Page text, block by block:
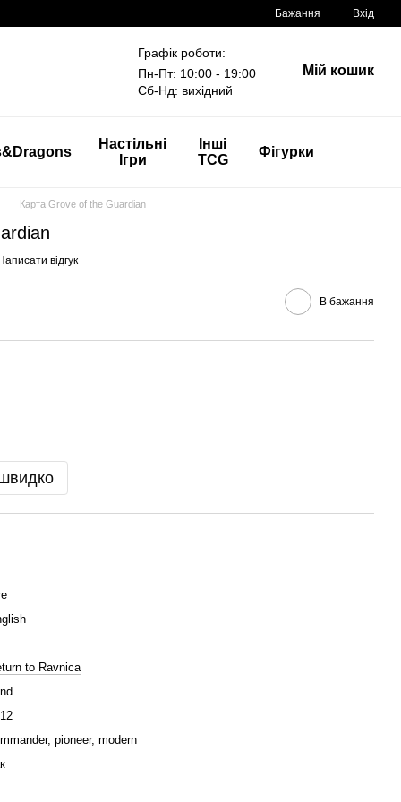
Бажання Вхід
Графік роботи:
Пн-Пт: 10:00 - 19:00
Сб-Нд: вихідний
Мій кошик
Настільні
Ігри
Інші
TCG
Фігурки
Карта Grove of the Guardian
відгук
В бажання
to Ravnica
pioneer, modern